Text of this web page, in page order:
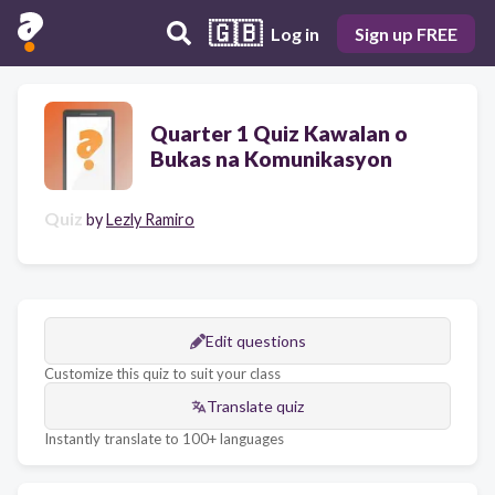
🇬🇧 Log in Sign up FREE
Quarter 1 Quiz Kawalan o
Bukas na Komunikasyon
Quiz byLezly Ramiro
Edit questions
Customize this quiz to suit your class
Translate quiz
Instantly translate to 100+ languages